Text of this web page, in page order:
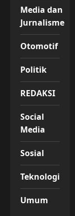
Media dan
Jurnalisme
Otomotif
Politik
REDAKSI
Social
Media
Sosial
Teknologi
Umum